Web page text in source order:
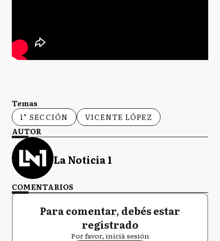
Temas
1° SECCIÓN
VICENTE LÓPEZ
AUTOR
La Noticia 1
COMENTARIOS
Para comentar, debés estar
registrado
Por favor, iniciá sesión